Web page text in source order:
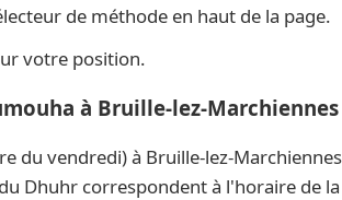
de méthode en haut de la page.
votre position.
à Bruille-lez-Marchiennes
du vendredi) à Bruille-lez-
Dhuhr correspondent à l'horaire de la